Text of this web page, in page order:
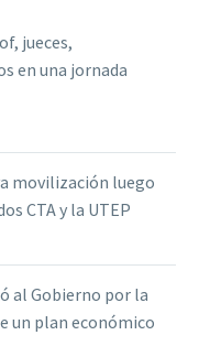
jueces,
en una jornada
movilización luego
CTA y la UTEP
al Gobierno por la
un plan económico